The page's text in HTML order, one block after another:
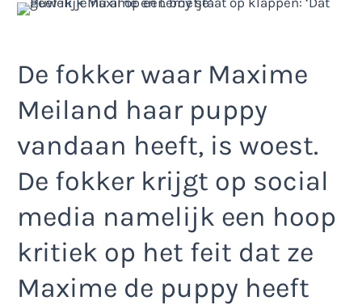
De fokker waar Maxime
Meiland haar puppy
vandaan heeft, is woest.
De fokker krijgt op social
media namelijk een hoop
kritiek op het feit dat ze
Maxime de puppy heeft